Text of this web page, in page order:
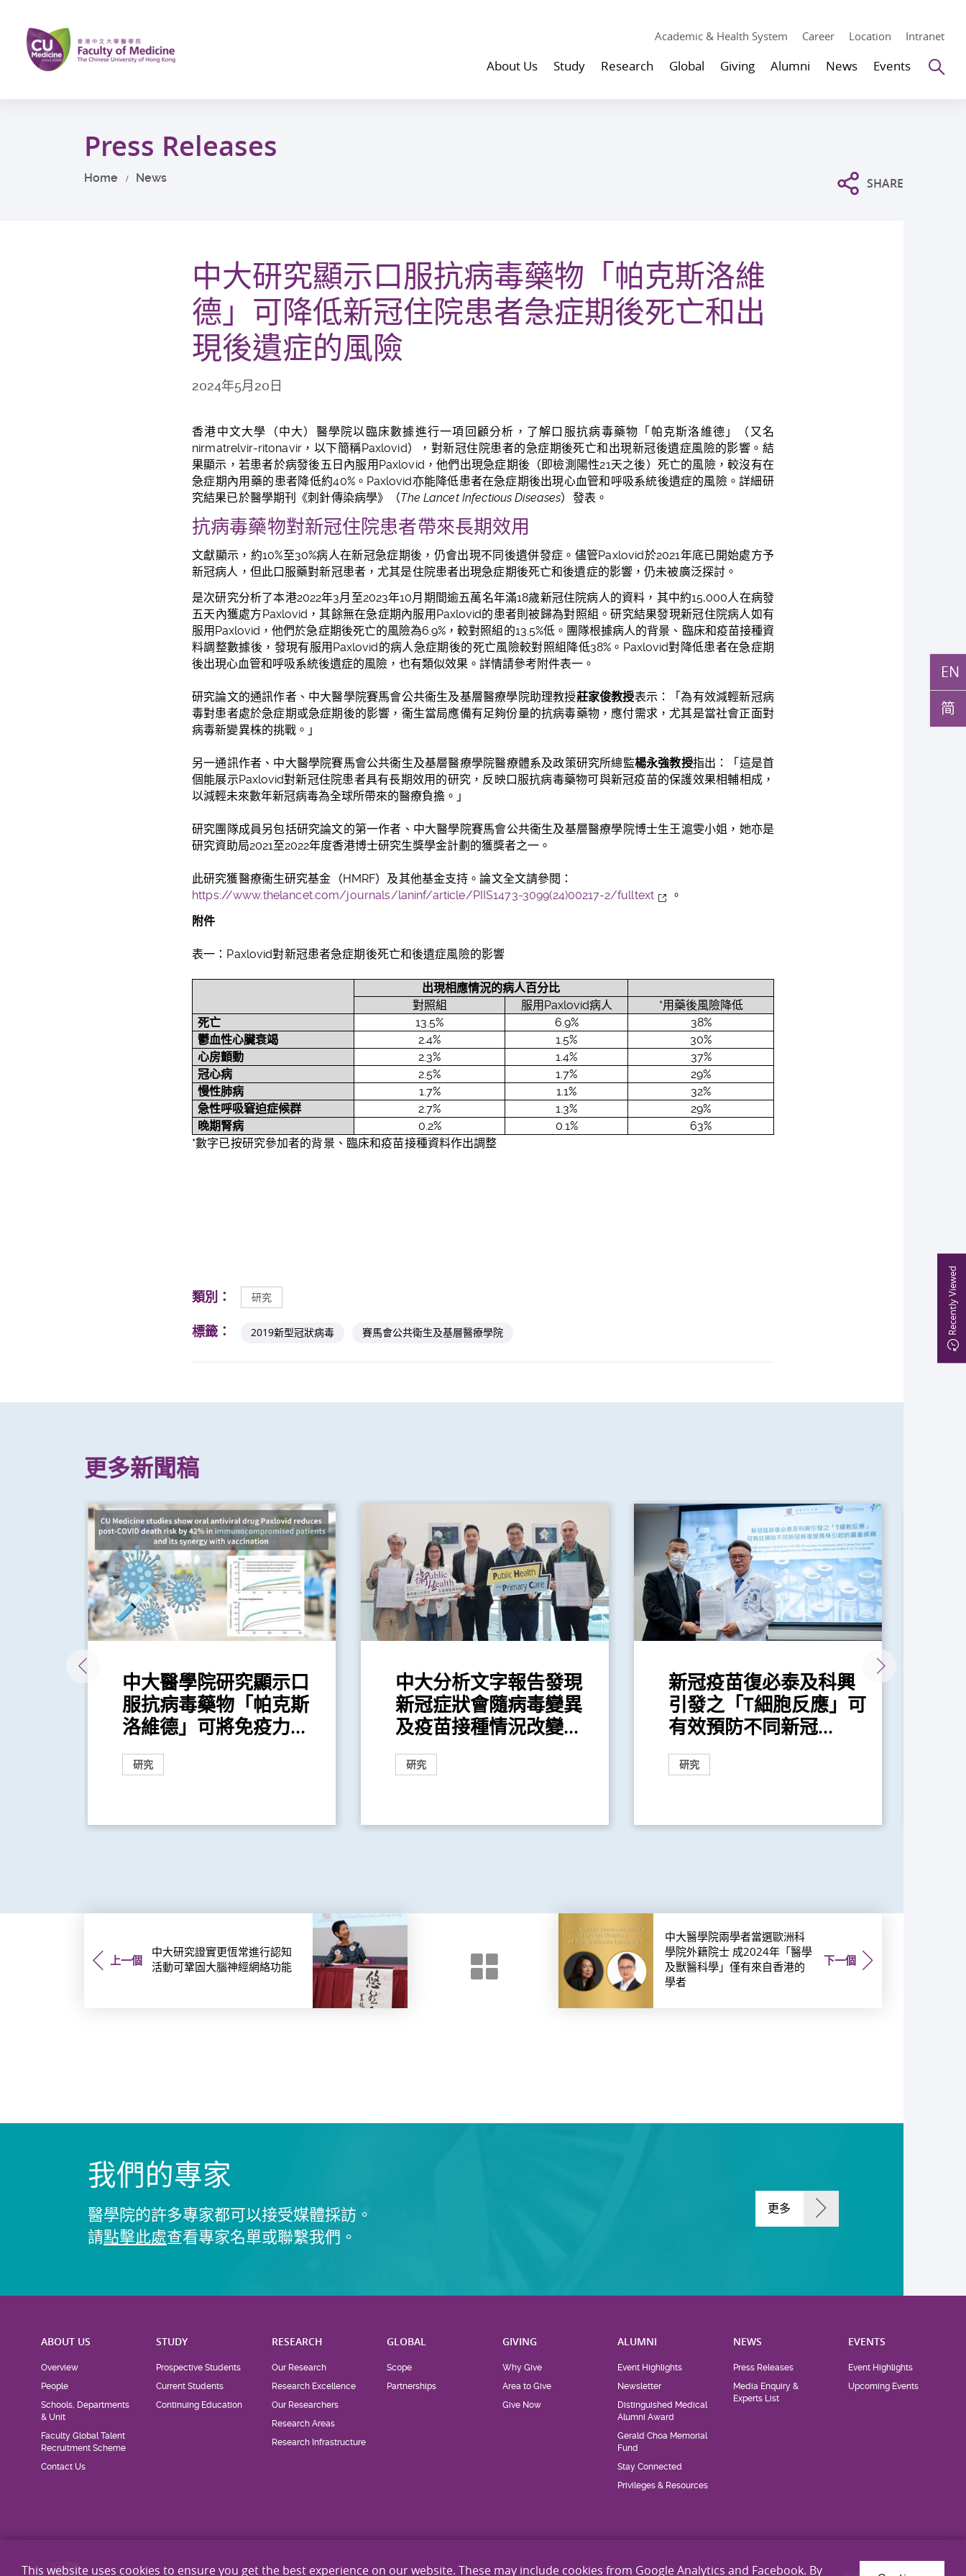
main
content
Academic & Health System Career Location Intranet
About Us Study Research Global Giving Alumni News Events
Recently Viewed
Press Releases
Home News SHARE
EN
简
中大研究顯示口服抗病毒藥物「帕克斯洛維
德」可降低新冠住院患者急症期後死亡和出
現後遺症的風險
2024年5月20日
香港中文大學（中大）醫學院以臨床數據進行一項回顧分析，了解口服抗病毒藥物「帕克斯洛維德」（又名
nirmatrelvir-ritonavir，以下簡稱Paxlovid），對新冠住院患者的急症期後死亡和 出現新冠後遺症風險的影響。結
果顯示，若患者於病發後五日內服用 Paxlovid ，他們出現急症期後（即檢測陽性21天之後）死亡的風險，較沒有在
急症期內用藥的患者降低約40%。 Paxlovid亦能降低患者在急症期後出現心血管和呼吸系統後遺症的風險。詳細研
究結果已於醫學期刊《刺針傳染病學》（The Lancet Infectious Diseases）發表。
抗病毒藥物對新冠住院患者帶來長期效用
文獻顯示，約10%至30%病人在新冠急症期後，仍會出現不同後遺併發症。儘管Paxlovid於2021年底已開始處方予
新冠病人，但此口服藥對新冠患者，尤其是住院患者出現急症期後死亡和後遺症的影響，仍未被廣泛探討。
是次研究分析了本港2022年3月至2023年10月期間逾五萬名年滿18歲新冠住院病人的資料，其中約15,000人在病發
五天內獲處方Paxlovid，其餘無在急症期內服用Paxlovid的患者則被歸為對照組。研究結果發現新冠住院病人如有
服用Paxlovid，他們於急症期後死亡的風險為6.9%，較對照組的13.5%低。團隊根據病人的背景、臨床和疫苗接種資
料調整數據後，發現有服用Paxlovid的病人急症期後的死亡風險較對照組降低38%。Paxlovid對降低患者在急症期
後出現心血管和呼吸系統後遺症的風險，也有類似效果。詳情請參考附件表一。
研究論文的通訊作者、中大醫學院賽馬會公共衞生及基層醫療學院助理教授莊家俊教授表示：「為有效減輕新冠病
毒對患者處於急症期或急症期後的影響，衞生當局應備有足夠份量的抗病毒藥物，應付需求，尤其是當社會正面對
病毒新變異株的挑戰。」
另一通訊作者、中大醫學院賽馬會公共衞生及基層醫療學院醫療體系及政策研究所總監楊永強教授指出：「這是首
個能展示Paxlovid對新冠住院患者具有長期效用的研究，反映口服抗病毒藥物可與新冠疫苗的保護效果相輔相成，
以減輕未來數年新冠病毒為全球所帶來的醫療負擔。」
研究團隊成員另包括研究論文的第一作者、中大醫學院賽馬會公共衞生及基層醫療學院博士生王滬雯小姐，她亦是
研究資助局2021至2022年度香港博士研究生獎學金計劃的獲獎者之一。
此研究獲醫療衞生研究基金（HMRF）及其他基金支持。論文全文請參閱：
https://www.thelancet.com/journals/laninf/article/PIIS1473-3099(24)00217-2/fulltext
。
附件
表一： Paxlovid對新冠患者急症期後死亡和後遺症風險的影響
出現相應情況的病人百分比
對照組
服用Paxlovid病人
*用藥後風險降低
死亡
13.5% 6.9%
38%
鬱血性心臟衰竭
2.4% 1.5%
30%
心房顫動
2.3% 1.4%
37%
冠心病
2.5% 1.7%
29%
慢性肺病
1.7% 1.1%
32%
急性呼吸窘迫症候群
2.7% 1.3%
29%
晚期腎病
0.2% 0.1%
63%
*數字已按研究參加者的背景、臨床和疫苗接種資料作出調整
類別： 研究
標籤： 2019新型冠狀病毒 賽馬會公共衛生及基層醫療學院
更多新聞稿
中大醫學院研究顯示口
服抗病毒藥物「帕克斯
洛維德」可將免疫力...
研究
中大分析文字報告發現
新冠症狀會隨病毒變異
及疫苗接種情況改變...
研究
新冠疫苗復必泰及科興
引發之「T細胞反應」可
有效預防不同新冠...
研究
上一個
中大研究證實更恆常進行認知
活動可鞏固大腦神經網絡功能
下一個
中大醫學院兩學者當選歐洲科
學院外籍院士 成2024年「醫學
及獸醫科學」僅有來自香港的
學者
我們的專家
醫學院的許多專家都可以接受媒體採訪。
請點擊此處查看專家名單或聯繫我們。
更多
ABOUT US
Overview
People
Schools, Departments
& Unit
Faculty Global Talent
Recruitment Scheme
Contact Us
STUDY
Prospective Students
Current Students
Continuing Education
RESEARCH
Our Research
Research Excellence
Our Researchers
Research Areas
Research Infrastructure
GLOBAL
Scope
Partnerships
GIVING
Why Give
Area to Give
Give Now
ALUMNI
Event Highlights
Newsletter
Distinguished Medical
Alumni Award
Gerald Choa Memorial
Fund
Stay Connected
Privileges & Resources
NEWS
Press Releases
Media Enquiry &
Experts List
EVENTS
Event Highlights
Upcoming Events
This website uses cookies to ensure you get the best experience on our website. These may include cookies from Google Analytics and Facebook. By